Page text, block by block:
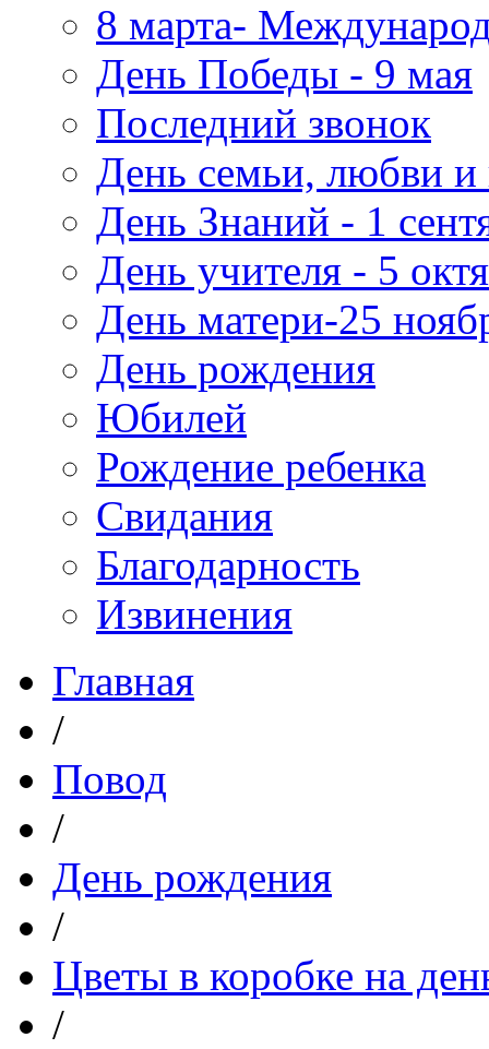
8 марта-
День Победы - 9 мая
Последний звонок
День семьи, любви и
День Знаний - 1
День учителя - 5
День матери-25
День рождения
Юбилей
Рождение ребенка
Свидания
Благодарность
Извинения
Главная
/
Повод
/
День рождения
/
Цветы в коробке на
/